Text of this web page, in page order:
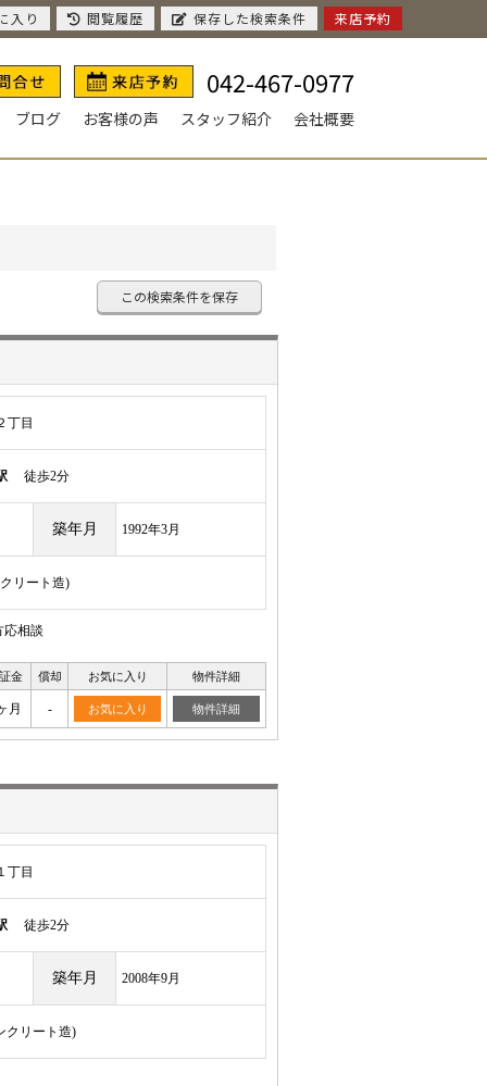
042-467-0977
ブログ お客様の声 スタッフ紹介 会社概要
この検索条件を保存
丁目
徒歩2分
築年月 1992年3月
リート造)
応相談
金 償却 お気に入り 物件詳細
月 - お気に入り 物件詳細
丁目
徒歩2分
築年月 2008年9月
クリート造)
入り 閲覧履歴 保存した検索条件 来店予約